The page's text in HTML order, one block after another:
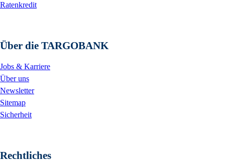
Ratenkredit
Über die TARGOBANK
Jobs & Karriere
Über uns
Newsletter
Sitemap
Sicherheit
Rechtliches